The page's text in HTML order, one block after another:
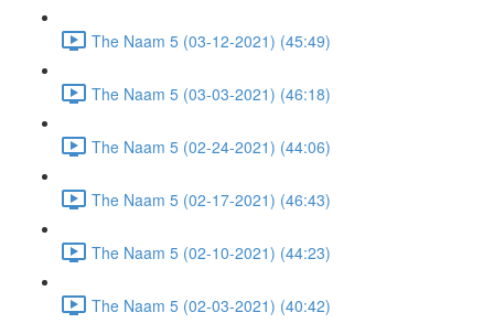
The Naam 5 (03-12-2021) (45:49)
The Naam 5 (03-03-2021) (46:18)
The Naam 5 (02-24-2021) (44:06)
The Naam 5 (02-17-2021) (46:43)
The Naam 5 (02-10-2021) (44:23)
The Naam 5 (02-03-2021) (40:42)